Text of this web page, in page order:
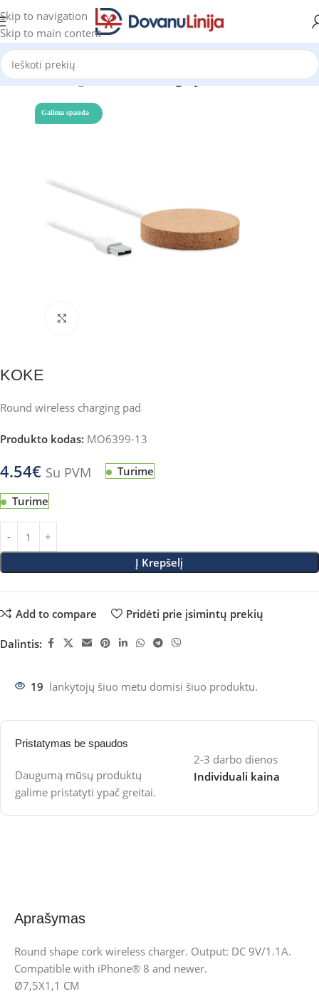
Skip to navigation
Skip to main content
Pradžia Katalogas Prekes be kategorijos
Galima spauda
KOKE
Round wireless charging pad
Produkto kodas: MO6399-13
4.54€ Su PVM Turime
Turime
Į Krepšelį
Add to compare Pridėti prie įsimintų prekių
Dalintis:
19 lankytojų šiuo metu domisi šiuo produktu.
Pristatymas be spaudos
Daugumą mūsų produktų
galime pristatyti ypač greitai.
2-3 darbo dienos
Individuali kaina
Aprašymas
Round shape cork wireless charger. Output: DC 9V/1.1A.
Compatible with iPhone® 8 and newer.
Ø7,5X1,1 CM